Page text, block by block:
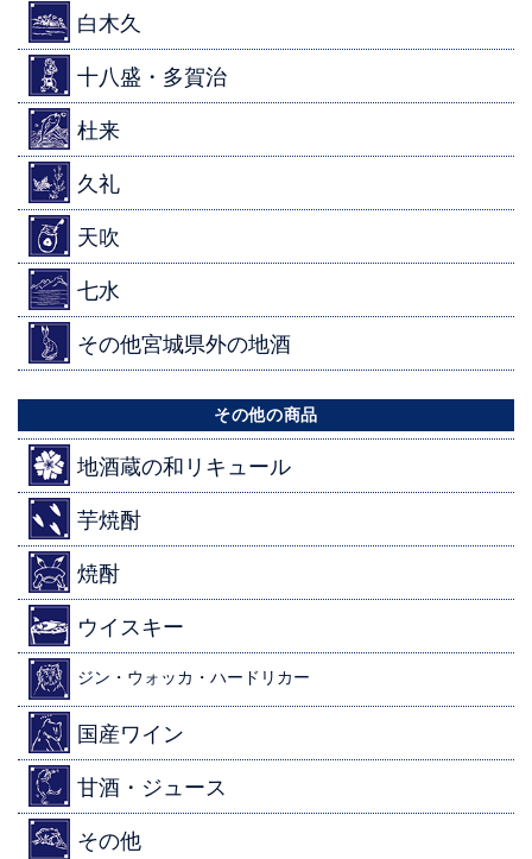
白木久
十八盛・多賀治
杜来
久礼
天吹
七水
その他宮城県外の地酒
その他の商品
地酒蔵の和リキュール
芋焼酎
焼酎
ウイスキー
ジン・ウォッカ・ハードリカー
国産ワイン
甘酒・ジュース
その他